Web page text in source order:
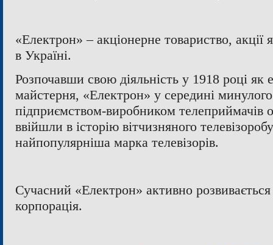
«Електрон» – акціонерне товариство, акції
в Україні.
Розпочавши свою діяльність у 1918 році як
майстерня, «Електрон» у середині минулого
підприємством-виробником телеприймачів
ввійшли в історію вітчизняного
найпопулярніша марка телевізорів.
Сучасний «Електрон» активно
корпорація.